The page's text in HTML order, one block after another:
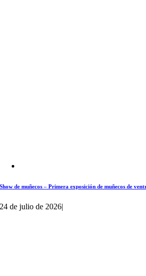
Show de muñecos – Primera exposición de muñecos de
24 de julio de 2026|